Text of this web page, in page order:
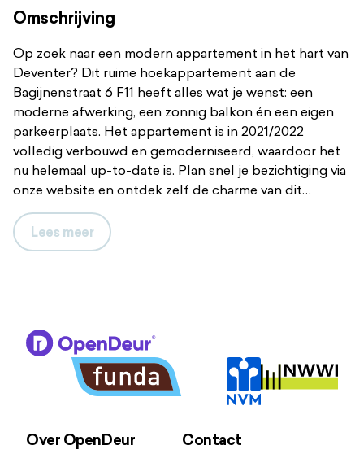
Omschrijving
Op zoek naar een modern appartement in het hart van
Deventer? Dit ruime hoekappartement aan de
Bagijnenstraat 6 F11 heeft alles wat je wenst: een
moderne afwerking, een zonnig balkon én een eigen
parkeerplaats. Het appartement is in 2021/2022
volledig verbouwd en gemoderniseerd, waardoor het
nu helemaal up-to-date is. Plan snel je bezichtiging via
onze website en ontdek zelf de charme van dit
appartement!
Comfort en luxe
zuidwesten ligt. Hier kun je heerlijk buiten zitten en
genieten van de zon. De moderne woonkeuken is
uitgerust met een L-vormige opstelling en
inbouwapparatuur zoals een inductiekookplaat met
geïntegreerd afzuigsysteem, combi stoomoven,
appartement twee slaapkamers, waaronder een master
Lees meer
Over OpenDeur Contact